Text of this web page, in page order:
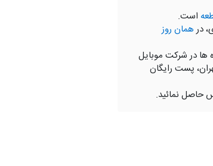
است.
درهمان روز
ها در شرکت موبایل
پست رایگان
حاصل نمائید.